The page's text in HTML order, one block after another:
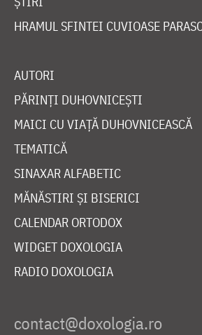
HRAMUL SFINTEI CUVIOASE
AUTORI
PĂRINȚI DUHOVNICEȘTI
MAICI CU VIAȚĂ DUHOVNICEASCĂ
TEMATICĂ
SINAXAR ALFABETIC
MĂNĂSTIRI ȘI BISERICI
CALENDAR ORTODOX
WIDGET DOXOLOGIA
RADIO DOXOLOGIA